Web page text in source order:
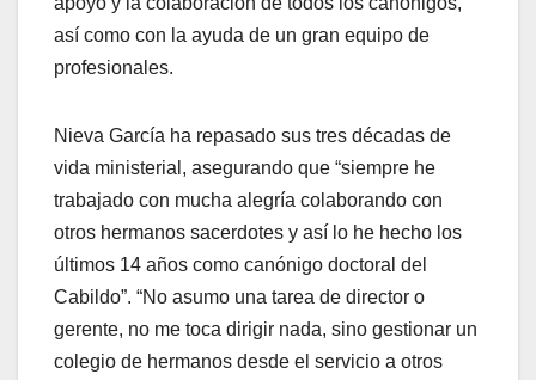
así como con la ayuda de un gran equipo de
profesionales.
Nieva García ha repasado sus tres décadas de
vida ministerial, asegurando que “siempre he
trabajado con mucha alegría colaborando con
otros hermanos sacerdotes y así lo he hecho los
últimos 14 años como canónigo doctoral del
Cabildo”. “No asumo una tarea de director o
gerente, no me toca dirigir nada, sino gestionar un
colegio de hermanos desde el servicio a otros